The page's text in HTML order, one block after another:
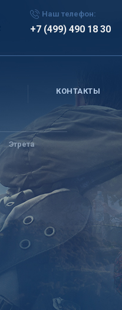
Наш телефон:
+7 (499) 490 18 30
КОНТАКТЫ
Этрета